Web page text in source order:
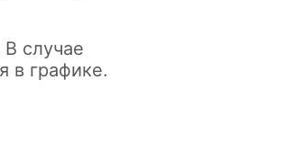
случае
в графике.